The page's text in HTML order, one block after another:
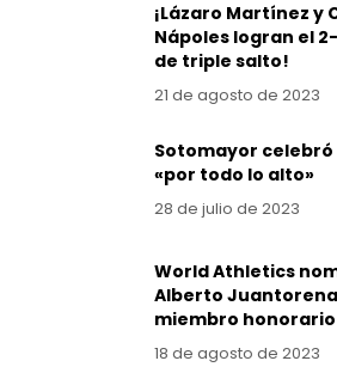
¡Lázaro Martínez y
Nápoles logran el
de triple salto!
21 de agosto de 2023
Sotomayor
«por todo lo alto»
28 de julio de 2023
World Athletics
Alberto
miembro honorario
18 de agosto de 2023